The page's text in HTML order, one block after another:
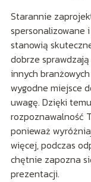
Starannie
spersonalizowane
stanowią
dobrze
innych
wygodne miejsce
uwagę. Dzięki
rozpoznawalność
ponieważ
więcej, podczas
chętnie zapozna
prezentacji.